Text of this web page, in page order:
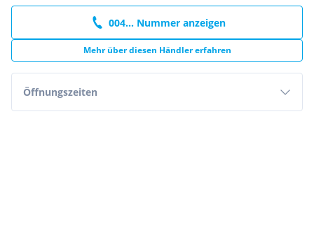
004... Nummer anzeigen
Mehr über diesen Händler erfahren
Öffnungszeiten